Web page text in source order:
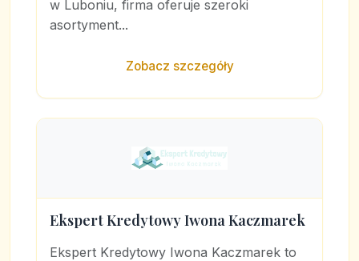
w Luboniu, firma oferuje szeroki
asortyment...
Zobacz szczegóły
Ekspert Kredytowy Iwona Kaczmarek
Ekspert Kredytowy Iwona Kaczmarek to